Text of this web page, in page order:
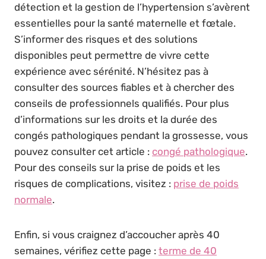
détection et la gestion de l’hypertension s’avèrent
essentielles pour la santé maternelle et fœtale.
S’informer des risques et des solutions
disponibles peut permettre de vivre cette
expérience avec sérénité. N’hésitez pas à
consulter des sources fiables et à chercher des
conseils de professionnels qualifiés. Pour plus
d’informations sur les droits et la durée des
congés pathologiques pendant la grossesse, vous
pouvez consulter cet article : congé pathologique.
Pour des conseils sur la prise de poids et les
risques de complications, visitez : prise de poids
normale.
Enfin, si vous craignez d’accoucher après 40
semaines, vérifiez cette page : terme de 40